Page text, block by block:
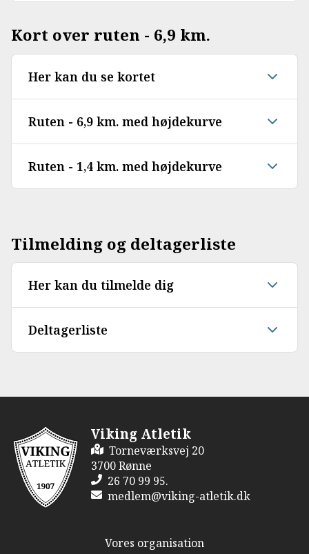
Kort over ruten - 6,9 km.
Her kan du se kortet
Ruten - 6,9 km. med højdekurve
Ruten - 1,4 km. med højdekurve
Tilmelding og deltagerliste
Her kan du tilmelde dig
Deltagerliste
Viking Atletik
Torneværksvej 20
3700 Rønne
26 70 99 95.
medlem@viking-atletik.dk
Vores organisation